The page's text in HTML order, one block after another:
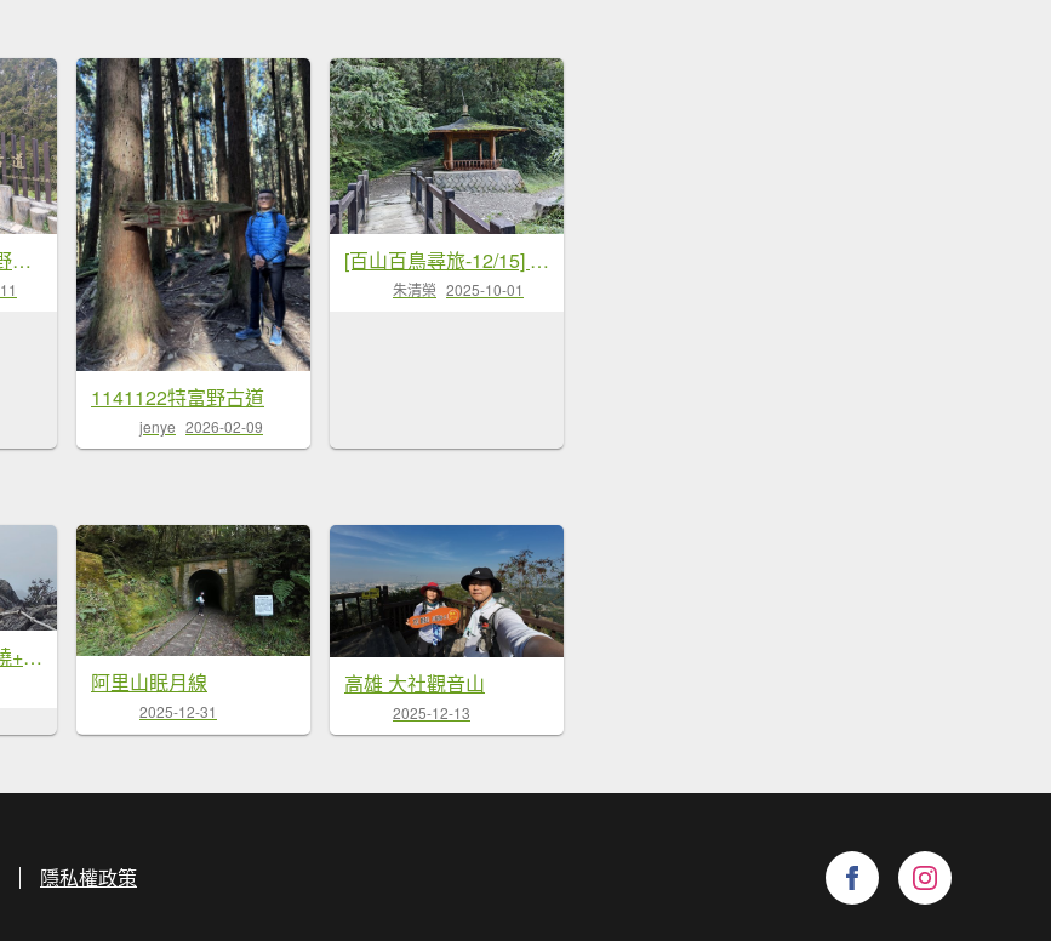
2026.02.14－特富野古道
1141122特富野古道
jenye 2026-02-09
[百山百鳥尋旅-12/15] 2025_0928 特富野古道
朱清榮 2025-10-01
台中 鳶嘴稍來山O繞+稍來神木
阿里山眠月線
2025-12-31
高雄 大社觀音山
2025-12-13
隱私權政策